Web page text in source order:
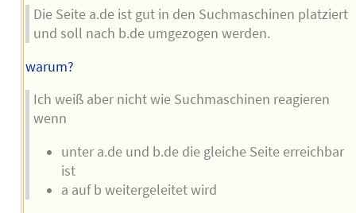
Die Seite a.de ist gut in den Suchmaschinen platziert
und soll nach b.de umgezogen werden.
warum?
Ich weiß aber nicht wie Suchmaschinen reagieren
wenn
unter a.de und b.de die gleiche Seite erreichbar
ist
a auf b weitergeleitet wird